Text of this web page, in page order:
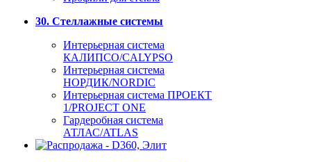
30. Стеллажные системы
Интерьерная система
КАЛИПСО/CALYPSO
Интерьерная система
НОРДИК/NORDIC
Интерьерная система ПРОЕКТ
1/PROJECT ONE
Гардеробная система
АТЛАС/ATLAS